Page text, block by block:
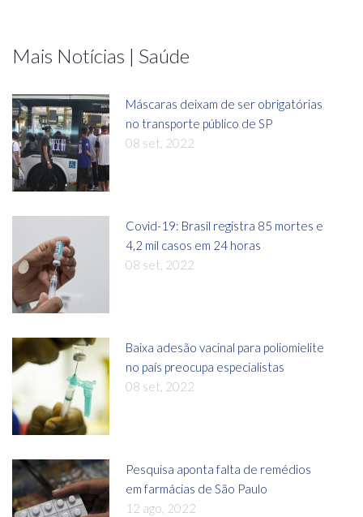
Mais Notícias | Saúde
Máscaras deixam de ser obrigatórias
no transporte público de SP
08 set, 2022
Covid-19: Brasil registra 85 mortes e
4,2 mil casos em 24 horas
08 set, 2022
Baixa adesão vacinal para poliomielite
no país preocupa especialistas
08 set, 2022
Pesquisa aponta falta de remédios
em farmácias de São Paulo
12 ago, 2022